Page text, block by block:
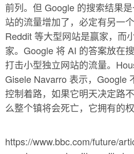
前列。但 Google 的搜索结果
站的流量增加了，必定有另一
Reddit 等大型网站是赢家，而
家。Google 将 AI 的答案放在
打击小型独立网站的流量。
Gisele Navarro 表示，Google
控制着路，如果它明天决定路
么整个镇将会死亡，它拥有的权
https://www.bbc.com/future/